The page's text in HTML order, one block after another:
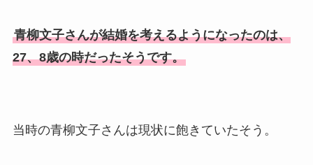
真が美人！息子や夫妻の最新
情報や離婚の噂も調査！
誰かも調査！
青柳文子さんが結婚を考えるようになったのは、
27、8歳の時だったそうです。
当時の青柳文子さんは現状に飽きていたそう。